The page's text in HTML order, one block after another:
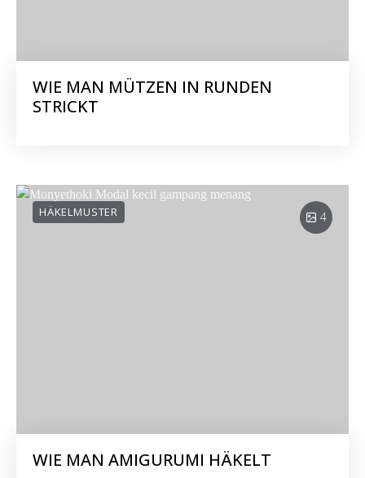
WIE MAN MÜTZEN IN RUNDEN
STRICKT
4
HÄKELMUSTER
WIE MAN AMIGURUMI HÄKELT